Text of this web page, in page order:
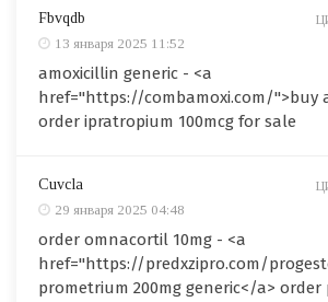
Fbvqdb
13 января 2025 11:52
amoxicillin generic - <a
href="https://combamoxi.com/">buy
order ipratropium 100mcg for sale
Cuvcla
29 января 2025 04:48
order omnacortil 10mg - <a
href="https://predxzipro.com/
prometrium 200mg generic</a> order